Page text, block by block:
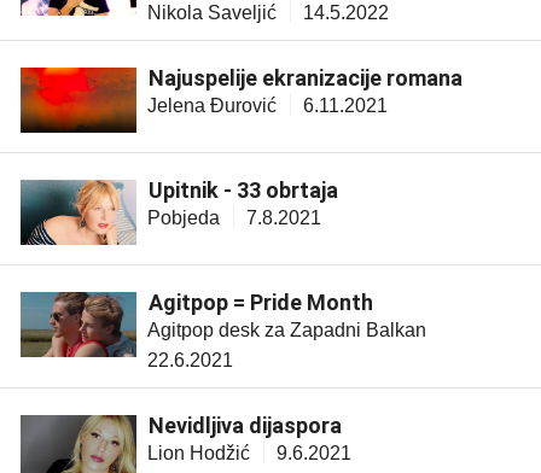
Nikola Saveljić 14.5.2022
Najuspelije ekranizacije romana
Jelena Đurović 6.11.2021
Upitnik - 33 obrtaja
Pobjeda 7.8.2021
Agitpop = Pride Month
Agitpop desk za Zapadni Balkan
22.6.2021
Nevidljiva dijaspora
Lion Hodžić 9.6.2021